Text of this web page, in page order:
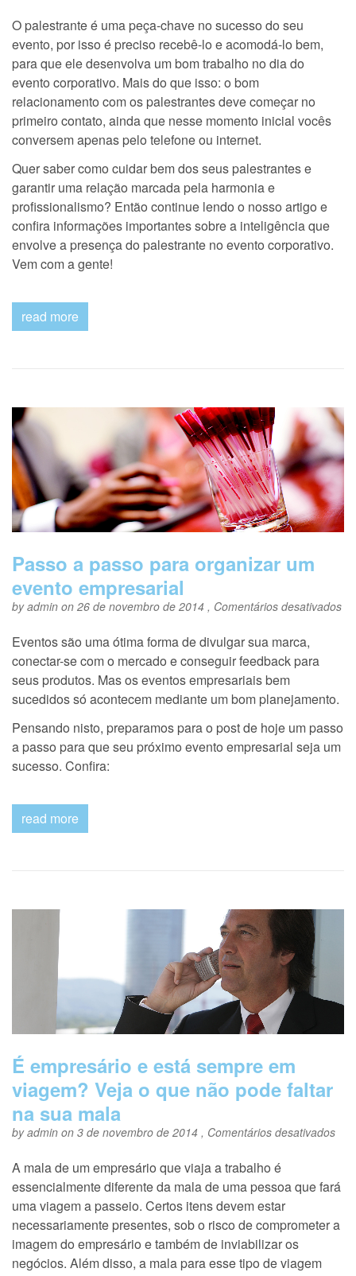
O palestrante é uma peça-chave no sucesso do seu
evento, por isso é preciso recebê-lo e acomodá-lo bem,
para que ele desenvolva um bom trabalho no dia do
evento corporativo. Mais do que isso: o bom
relacionamento com os palestrantes deve começar no
primeiro contato, ainda que nesse momento inicial vocês
conversem apenas pelo telefone ou internet.
Quer saber como cuidar bem dos seus palestrantes e
garantir uma relação marcada pela harmonia e
profissionalismo? Então continue lendo o nosso artigo e
confira informações importantes sobre a inteligência que
envolve a presença do palestrante no evento corporativo.
Vem com a gente!
read more
Passo a passo para organizar um
evento empresarial
byadmin on 26 de novembro de 2014 , Comentários desativadosem
Eventos são uma ótima forma de divulgar sua marca,
conectar-se com o mercado e conseguir feedback para
seus produtos. Mas os eventos empresariais bem
sucedidos só acontecem mediante um bom planejamento.
Pensando nisto, preparamos para o post de hoje um passo
a passo para que seu próximo evento empresarial seja um
sucesso. Confira:
read more
É empresário e está sempre em
viagem? Veja o que não pode faltar
na sua mala
byadmin on 3 de novembro de 2014 , Comentários desativadosem
está
A mala de um empresário que viaja a trabalho é
essencialmente diferente da mala de uma pessoa que fará
uma viagem a passeio. Certos itens devem estar
necessariamente presentes, sob o risco de comprometer a
imagem do empresário e também de inviabilizar os
negócios. Além disso, a mala para esse tipo de viagem